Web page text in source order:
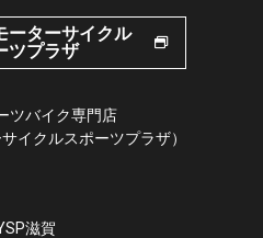
ーターサイクル
ツプラザ
ツバイク専門店
イクルスポーツプラザ）
滋賀